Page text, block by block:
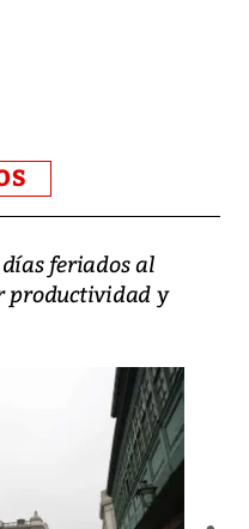
feriados al
productividad y